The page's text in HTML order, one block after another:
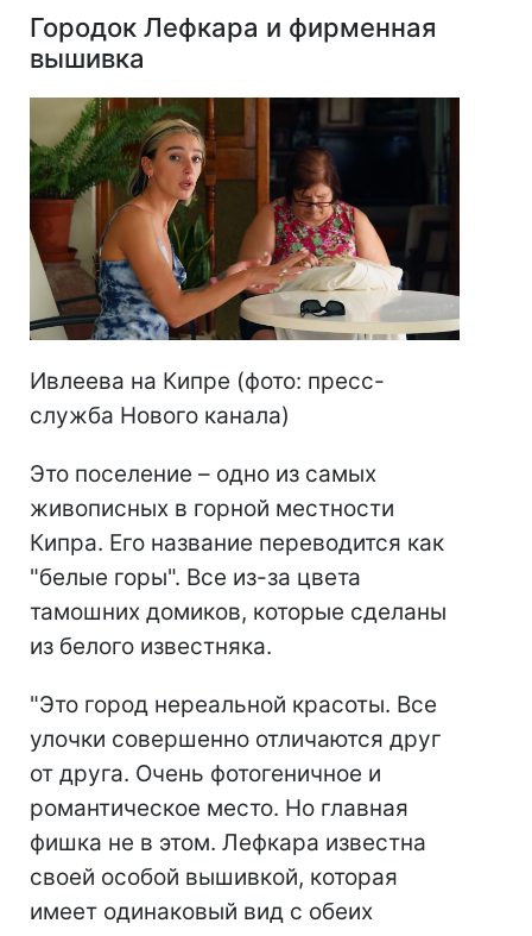
Городок Лефкара и фирменная
вышивка
Ивлеева на Кипре (фото: пресс-
служба Нового канала)
Это поселение – одно из самых
живописных в горной местности
Кипра. Его название переводится как
"белые горы". Все из-за цвета
тамошних домиков, которые сделаны
из белого известняка.
"Это город нереальной красоты. Все
улочки совершенно отличаются друг
от друга. Очень фотогеничное и
романтическое место. Но главная
фишка не в этом. Лефкара известна
своей особой вышивкой, которая
имеет одинаковый вид с обеих